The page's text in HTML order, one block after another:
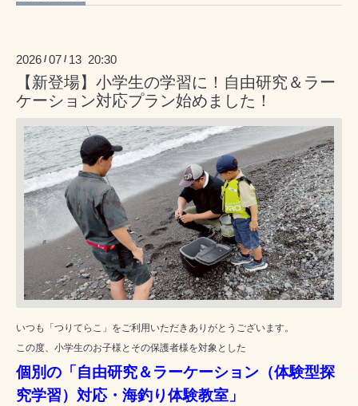
2026 /07 / 13 20:30
【新登場】小学生の学習に！自由研究＆ラー
ケーション対応プラン始めました！
いつも「つりてらこ」をご利用いただきありがとうございます。
この度、小学生のお子様とその保護者様を対象とした
個別の「自由研究＆ラーケーション（体験型探
究学習）対応・海釣り体験教室」